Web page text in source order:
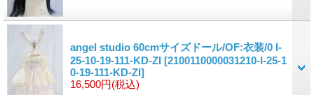
angel studio 60cmサイズドール/OF:衣装/0 I-
25-10-19-111-KD-ZI [2100110000031210-I-25-1
0-19-111-KD-ZI]
16,500円(税込)